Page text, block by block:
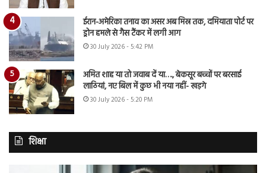
ईरान-अमेरिका तनाव का असर अब मिस्र तक, दमियाता पोर्ट पर
ड्रोन हमले से गैस टैंकर में लगी आग
30 July 2026 - 5:42 PM
अमित शाह या तो जवाब दें या…., बेकसूर बच्चों पर बरसाई
लाठियां, नए बिल में कुछ भी नया नहीं- खड़गे
30 July 2026 - 5:20 PM
शिक्षा